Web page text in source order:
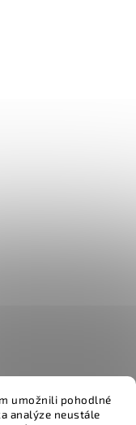
umožnili pohodlné
analýze neustále